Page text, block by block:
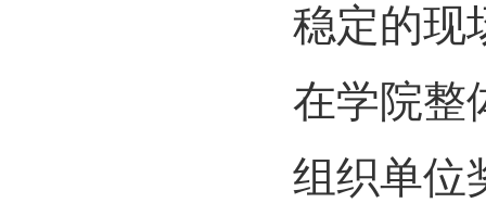
稳定的现
在学院整
组织单位